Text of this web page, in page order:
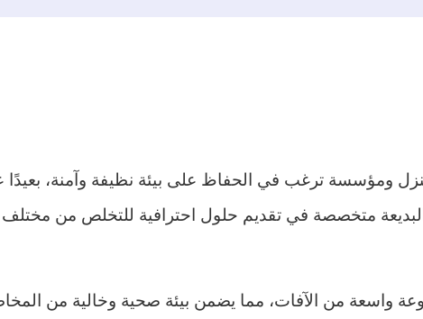
ومؤسسة ترغب في الحفاظ على بيئة نظيفة وآمنة، بعيدًا
متخصصة في تقديم حلول احترافية للتخلص من
واسعة من الآفات، مما يضمن بيئة صحية وخالية من